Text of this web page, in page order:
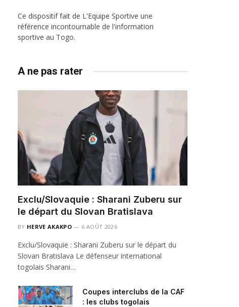
Ce dispositif fait de L'Equipe Sportive une
référence incontournable de l'information
sportive au Togo.
A ne pas rater
Exclu/Slovaquie : Sharani Zuberu sur
le départ du Slovan Bratislava
BY HERVE AKAKPO 6 AOÛT 2026
Exclu/Slovaquie : Sharani Zuberu sur le départ du
Slovan Bratislava Le défenseur international
togolais Sharani…
Coupes interclubs de la CAF
: les clubs togolais